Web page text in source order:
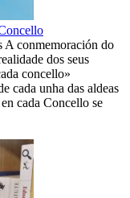
A conmemoración do
dos seus
concello»
cada unha das aldeas
cada Concello se